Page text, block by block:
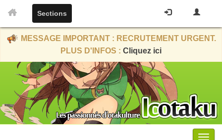
Sections
MESSAGE IMPORTANT : RECRUTEMENT URGENT.
PLUS D'INFOS : Cliquez ici
Menu